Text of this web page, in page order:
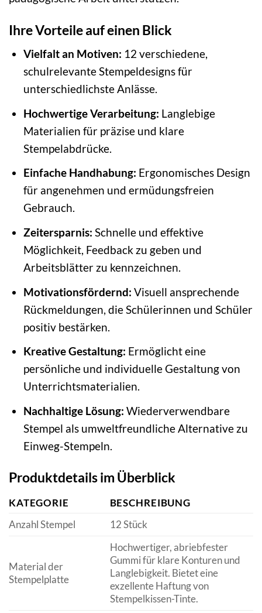
Ihre Vorteile auf einen Blick
Vielfalt an Motiven: 12 verschiedene,
schulrelevante Stempeldesigns für
unterschiedlichste Anlässe.
Hochwertige Verarbeitung: Langlebige
Materialien für präzise und klare
Stempelabdrücke.
Einfache Handhabung: Ergonomisches Design
für angenehmen und ermüdungsfreien
Gebrauch.
Zeitersparnis: Schnelle und effektive
Möglichkeit, Feedback zu geben und
Arbeitsblätter zu kennzeichnen.
Motivationsfördernd: Visuell ansprechende
Rückmeldungen, die Schülerinnen und Schüler
positiv bestärken.
Kreative Gestaltung: Ermöglicht eine
persönliche und individuelle Gestaltung von
Unterrichtsmaterialien.
Nachhaltige Lösung: Wiederverwendbare
Stempel als umweltfreundliche Alternative zu
Einweg-Stempeln.
Produktdetails im Überblick
KATEGORIE
BESCHREIBUNG
Anzahl Stempel
12 Stück
Material der
Stempelplatte
Hochwertiger, abriebfester
Gummi für klare Konturen und
Langlebigkeit. Bietet eine
exzellente Haftung von
Stempelkissen-Tinte.